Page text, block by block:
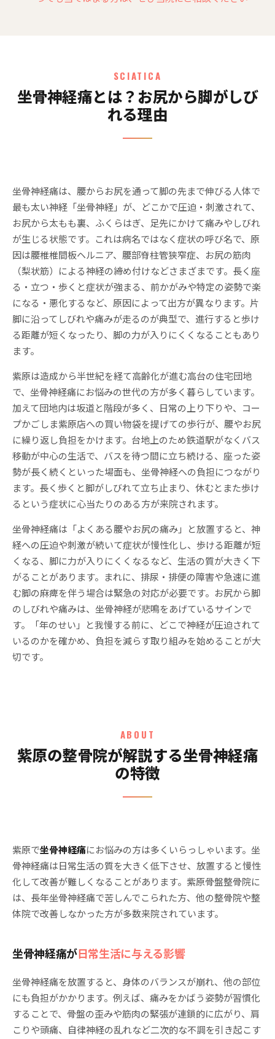
SCIATICA
坐骨神経痛とは？お尻から脚がしび
れる理由
坐骨神経痛は、腰からお尻を通って脚の先まで伸びる人体で
最も太い神経「坐骨神経」が、どこかで圧迫・刺激されて、
お尻から太もも裏、ふくらはぎ、足先にかけて痛みやしびれ
が生じる状態です。これは病名ではなく症状の呼び名で、原
因は腰椎椎間板ヘルニア、腰部脊柱管狭窄症、お尻の筋肉
（梨状筋）による神経の締め付けなどさまざまです。長く座
る・立つ・歩くと症状が強まる、前かがみや特定の姿勢で楽
になる・悪化するなど、原因によって出方が異なります。片
脚に沿ってしびれや痛みが走るのが典型で、進行すると歩け
る距離が短くなったり、脚の力が入りにくくなることもあり
ます。
紫原は造成から半世紀を経て高齢化が進む高台の住宅団地
で、坐骨神経痛にお悩みの世代の方が多く暮らしています。
加えて団地内は坂道と階段が多く、日常の上り下りや、コー
プかごしま紫原店への買い物袋を提げての歩行が、腰やお尻
に繰り返し負担をかけます。台地上のため鉄道駅がなくバス
移動が中心の生活で、バスを待つ間に立ち続ける、座った姿
勢が長く続くといった場面も、坐骨神経への負担につながり
ます。長く歩くと脚がしびれて立ち止まり、休むとまた歩け
るという症状に心当たりのある方が来院されます。
坐骨神経痛は「よくある腰やお尻の痛み」と放置すると、神
経への圧迫や刺激が続いて症状が慢性化し、歩ける距離が短
くなる、脚に力が入りにくくなるなど、生活の質が大きく下
がることがあります。まれに、排尿・排便の障害や急速に進
む脚の麻痺を伴う場合は緊急の対応が必要です。お尻から脚
のしびれや痛みは、坐骨神経が悲鳴をあげているサインで
す。「年のせい」と我慢する前に、どこで神経が圧迫されて
いるのかを確かめ、負担を減らす取り組みを始めることが大
切です。
ABOUT
紫原の整骨院が解説する坐骨神経痛
の特徴
紫原で坐骨神経痛にお悩みの方は多くいらっしゃいます。坐
骨神経痛は日常生活の質を大きく低下させ、放置すると慢性
化して改善が難しくなることがあります。紫原骨盤整骨院に
は、長年坐骨神経痛で苦しんでこられた方、他の整骨院や整
体院で改善しなかった方が多数来院されています。
坐骨神経痛が日常生活に与える影響
坐骨神経痛を放置すると、身体のバランスが崩れ、他の部位
にも負担がかかります。例えば、痛みをかばう姿勢が習慣化
することで、骨盤の歪みや筋肉の緊張が連鎖的に広がり、肩
こりや頭痛、自律神経の乱れなど二次的な不調を引き起こす